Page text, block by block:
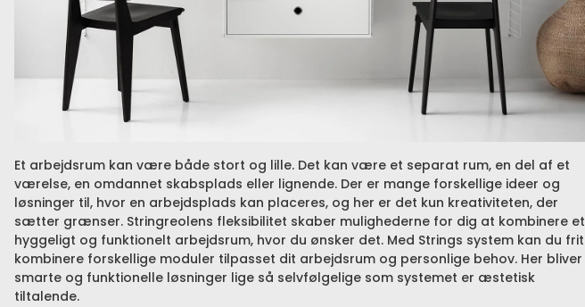
Et arbejdsrum kan være både stort og lille. Det kan være et separat rum, en del af et
værelse, en omdannet skabsplads eller lignende. Der er mange forskellige ideer og
løsninger til, hvor en arbejdsplads kan placeres, og her er det kun kreativiteten, der
sætter grænser. Stringreolens fleksibilitet skaber mulighederne for dig at kombinere et
hyggeligt og funktionelt arbejdsrum, hvor du ønsker det. Med Strings system kan du frit
kombinere forskellige moduler tilpasset dit arbejdsrum og personlige behov. Her bliver
smarte og funktionelle løsninger lige så selvfølgelige som systemet er æstetisk
tiltalende.